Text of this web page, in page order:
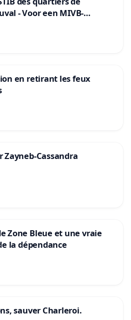
- Voor een MIVB-
Strombeek en Het
en retirant les feux
Cassandra
Zone Bleue et une vraie
la dépendance
sauver Charleroi.